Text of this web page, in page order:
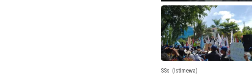
SSs (Istimewa)